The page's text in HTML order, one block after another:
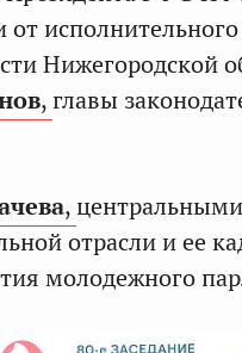
Нижегородской
,главы
,
отрасли и ее
молодежного